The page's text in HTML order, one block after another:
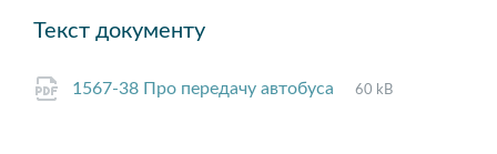
Текст документу
1567-38 Про передачу автобуса
File
pdf
File
60 kB